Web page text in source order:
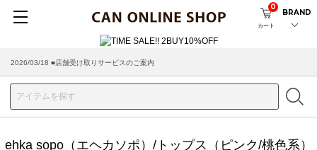
カート
0
BRAND
2026/03/18 ■店舗受け取りサービスのご案内
ehka sopo（エヘカソポ）/トップス（ピンク/桃色系）